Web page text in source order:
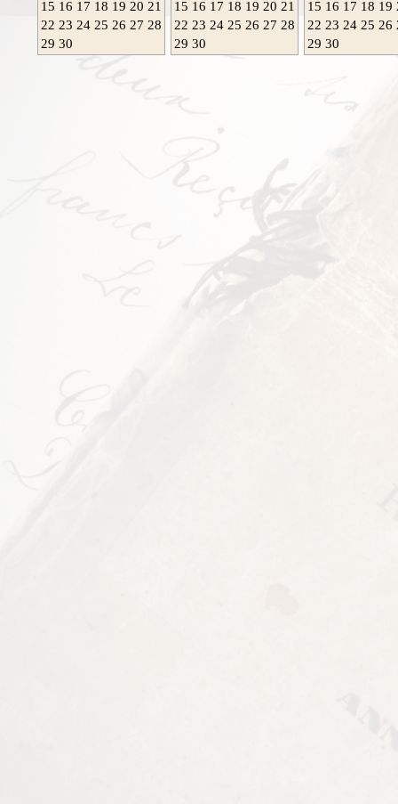
15 16 17 18 19 20 21
22 23 24 25 26 27 28
29 30
15 16 17 18 19 20 21
22 23 24 25 26 27 28
29 30
15 16 17 18 19
22 23 24 25 26
29 30